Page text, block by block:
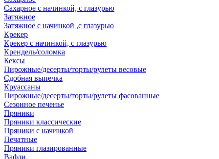
Сахарное с начинкой, с глазурью
Затяжное
Затяжное с начинкой ,с глазурью
Крекер
Крекер с начинкой, с глазурью
Крендель/соломка
Кексы
Пирожные/десерты/торты/рулеты весовые
Сдобная выпечка
Круассаны
Пирожные/десерты/торты/рулеты фасованные
Сезонное печенье
Пряники
Пряники классические
Пряники с начинкой
Печатные
Пряники глазированные
Вафли